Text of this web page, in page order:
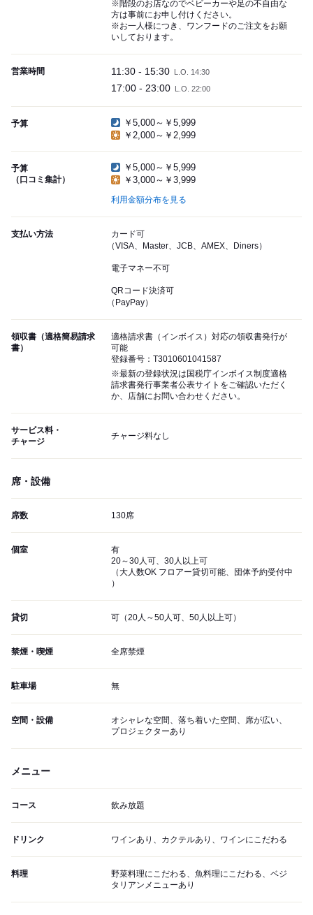
※階段のお店なのでベビーカーや足の不自由な
方は事前にお申し付けください。
※お一人様につき、ワンフードのご注文をお願
いしております。
営業時間 11:30 - 15:30 L.O. 14:30
17:00 - 23:00 L.O. 22:00
予算
￥5,000～￥5,999
￥2,000～￥2,999
予算
（口コミ集計）
￥5,000～￥5,999
￥3,000～￥3,999
利用金額分布を見る
支払い方法
カード可
（VISA、Master、JCB、AMEX、Diners）
電子マネー不可
QRコード決済可
（PayPay）
領収書（適格簡易請求
書）
適格請求書（インボイス）対応の領収書発行が
可能
登録番号：T3010601041587
※最新の登録状況は国税庁インボイス制度適格
請求書発行事業者公表サイトをご確認いただく
か、店舗にお問い合わせください。
サービス料・
チャージ
チャージ料なし
席・設備
席数 130席
個室
有
20～30人可、30人以上可
（大人数OK フロアー貸切可能、団体予約受付中
）
貸切 可（20人～50人可、50人以上可）
禁煙・喫煙 全席禁煙
駐車場 無
空間・設備
オシャレな空間、落ち着いた空間、席が広い、
プロジェクターあり
メニュー
コース 飲み放題
ドリンク ワインあり、カクテルあり、ワインにこだわる
料理
野菜料理にこだわる、魚料理にこだわる、ベジ
タリアンメニューあり